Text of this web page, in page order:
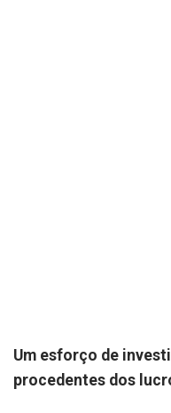
Um esforço de
procedentes dos